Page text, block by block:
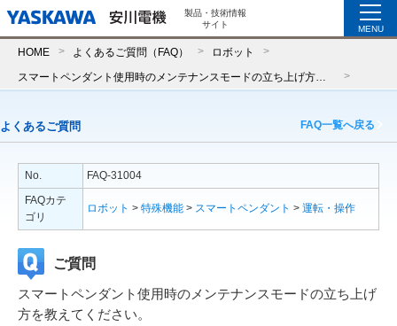
製品・技術情報
サイト
MENU
HOME よくあるご質問（FAQ） ロボット
よくあるご質問 FAQ一覧へ戻る
No.
FAQ-31004
FAQカテ
ゴリ
ロボット > 特殊機能 > スマートペンダント > 運転・操作
ご質問
スマートペンダント使用時のメンテナンスモードの立ち上げ
方を教えてください。